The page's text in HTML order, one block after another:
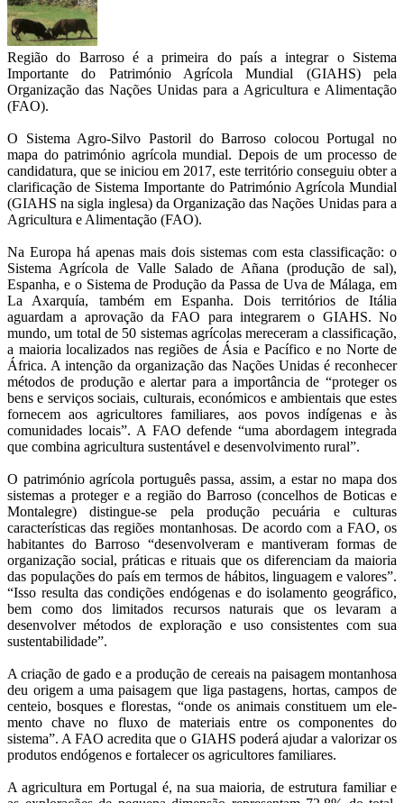
Região do Barroso é a primeira do país a integrar o Sistema
Importante do Património Agrícola Mundial (GIAHS) pela
Organização das Nações Unidas para a Agricultura e Alimentação
(FAO).
O Sistema Agro-Silvo Pastoril do Barroso colocou Portugal no
mapa do património agrícola mundial. Depois de um processo de
candidatura, que se iniciou em 2017, este território conseguiu obter a
clarificação de Sistema Importante do Património Agrícola Mundial
(GIAHS na sigla inglesa) da Organização das Nações Unidas para a
Agricultura e Alimentação (FAO).
Na Europa há apenas mais dois sistemas com esta classificação: o
Sistema Agrícola de Valle Salado de Añana (produção de sal),
Espanha, e o Sistema de Produção da Passa de Uva de Málaga, em
La Axarquía, também em Espanha. Dois territórios de Itália
aguardam a aprovação da FAO para integrarem o GIAHS. No
mundo, um total de 50 sistemas agrícolas mereceram a classificação,
a maioria localizados nas regiões de Ásia e Pacífico e no Norte de
África. A intenção da organização das Nações Unidas é reconhecer
métodos de produção e alertar para a importância de “proteger os
bens e serviços sociais, culturais, económicos e ambientais que estes
fornecem aos agricultores familiares, aos povos indígenas e às
comunidades locais”. A FAO defende “uma abordagem integrada
que combina agricultura sustentável e desenvolvimento rural”.
O património agrícola português passa, assim, a estar no mapa dos
sistemas a proteger e a região do Barroso (concelhos de Boticas e
Montalegre) distingue-se pela produção pecuária e culturas
características das regiões montanhosas. De acordo com a FAO, os
habitantes do Barroso “desenvolveram e mantiveram formas de
organização social, práticas e rituais que os diferenciam da maioria
das populações do país em termos de hábitos, linguagem e valores”.
“Isso resulta das condições endógenas e do isolamento geográfico,
bem como dos limitados recursos naturais que os levaram a
desenvolver métodos de exploração e uso consistentes com sua
sustentabilidade”.
A criação de gado e a produção de cereais na paisagem montanhosa
deu origem a uma paisagem que liga pastagens, hortas, campos de
centeio, bosques e florestas, “onde os animais constituem um ele-
mento chave no fluxo de materiais entre os componentes do
sistema”. A FAO acredita que o GIAHS poderá ajudar a valorizar os
produtos endógenos e fortalecer os agricultores familiares.
A agricultura em Portugal é, na sua maioria, de estrutura familiar e